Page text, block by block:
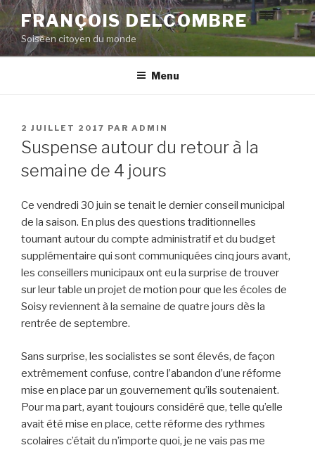
Aller
au
contenu
principal
FRANÇOIS DELCOMBRE
Soiséen citoyen du monde
Menu
PUBLIÉ
LE
2 JUILLET 2017 PAR ADMIN
Suspense autour du retour à la
semaine de 4 jours
Ce vendredi 30 juin se tenait le dernier conseil municipal
de la saison. En plus des questions traditionnelles
tournant autour du compte administratif et du budget
supplémentaire qui sont communiquées cinq jours avant,
les conseillers municipaux ont eu la surprise de trouver
sur leur table un projet de motion pour que les écoles de
Soisy reviennent à la semaine de quatre jours dès la
rentrée de septembre.
Sans surprise, les socialistes se sont élevés, de façon
extrêmement confuse, contre l’abandon d’une réforme
mise en place par un gouvernement qu’ils soutenaient.
Pour ma part, ayant toujours considéré que, telle qu’elle
avait été mise en place, cette réforme des rythmes
scolaires c’était du n’importe quoi, je ne vais pas me